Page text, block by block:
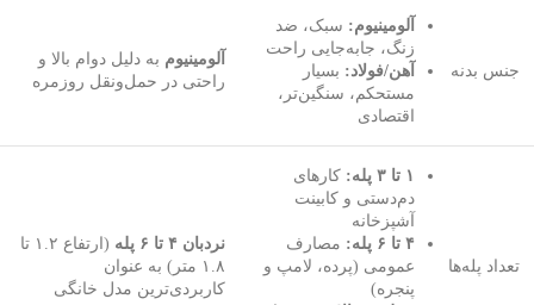
جنس بدنه
آلومینیوم: سبک، ضد
زنگ، جابه‌جایی راحت
آهن/فولاد: بسیار
مستحکم، سنگین‌تر،
اقتصادی
آلومینیوم به دلیل دوام بالا و
راحتی در حمل‌ونقل روزمره
تعداد پله‌ها
۱ تا ۳ پله:
کارهای
دم‌دستی و کابینت
آشپزخانه
۴ تا ۶ پله:
مصارف
عمومی (پرده، لامپ و
پنجره)
نردبان ۴ تا ۶ پله
(ارتفاع ۱.۲ تا
۱.۸ متر) به عنوان
کاربردی‌ترین مدل خانگی